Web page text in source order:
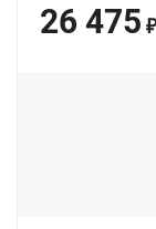
26 475